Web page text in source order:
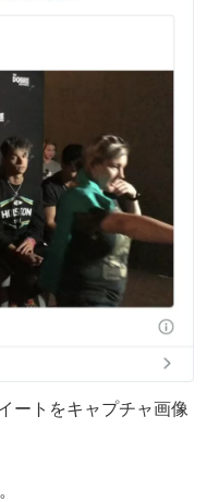
ートをキャプチャ画像